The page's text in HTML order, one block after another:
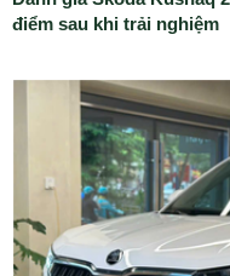
điểm sau khi trải nghiệm